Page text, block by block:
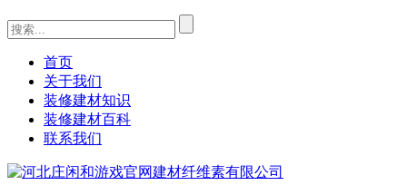
首页
关于我们
装修建材知识
装修建材百科
联系我们